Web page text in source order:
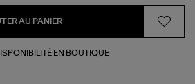
AU PANIER
EN BOUTIQUE